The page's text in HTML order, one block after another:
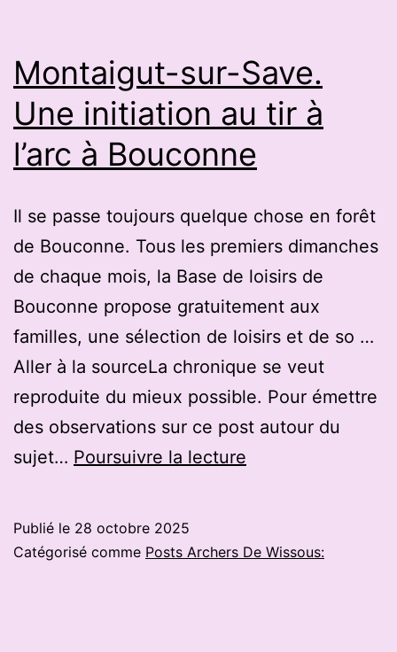
Montaigut-sur-Save.
Une initiation au tir à
l’arc à Bouconne
Il se passe toujours quelque chose en forêt
de Bouconne. Tous les premiers dimanches
de chaque mois, la Base de loisirs de
Bouconne propose gratuitement aux
familles, une sélection de loisirs et de so …
Aller à la sourceLa chronique se veut
reproduite du mieux possible. Pour émettre
des observations sur ce post autour du
sujet… Poursuivre la lecture
Une
Publié le 28 octobre 2025
Catégorisé comme Posts Archers De Wissous: